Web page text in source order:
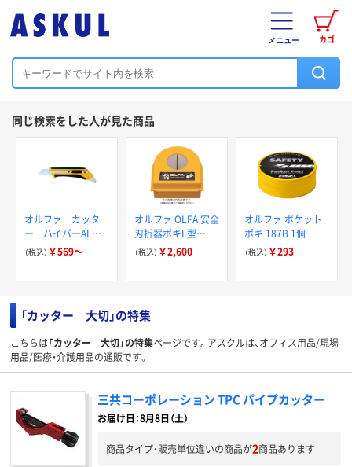
カゴ
メニュー
同じ検索をした人が見た商品
オルファ カッタ
ー ハイパーAL型
（オートロック）
（税込） ￥569～
オルファ OLFA 安全
刃折器ポキL型
158K 1セット(4個)
395-8973（直送品）
（税込） ￥2,600
オルファ ポケット
ポキ 187B 1個
（税込） ￥293
「カッター 大切」の特集
こちらは「カッター 大切」の特集ページです。アスクルは、オフィス用品/現場
用品/医療・介護用品の通販です。
三共コーポレーション TPC パイプカッター
お届け日：8月8日（土）
商品タイプ・販売単位違いの商品が2商品あります